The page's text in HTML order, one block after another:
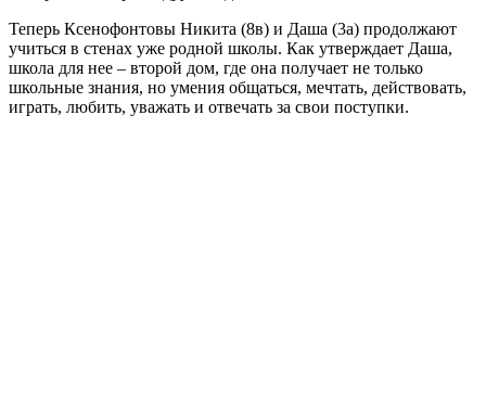
Теперь Ксенофонтовы Никита (8в) и Даша (3а) продолжают
учиться в стенах уже родной школы. Как утверждает Даша,
школа для нее – второй дом, где она получает не только
школьные знания, но умения общаться, мечтать, действовать,
играть, любить, уважать и отвечать за свои поступки.